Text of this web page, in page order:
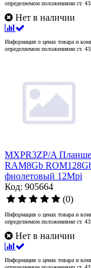
определяемом положениями ст.
Нет в наличии
Информация о ценах товара и
определяемом положениями ст.
MXPR3ZP/A
RAM8Gb
фиолетовый 12Mpi
Код: 905664
(0)
Информация о ценах товара и
определяемом положениями ст.
Нет в наличии
Информация о ценах товара и